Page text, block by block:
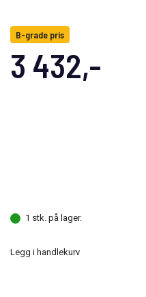
B-grade pris
3 432,-
1 stk. på lager.
Legg i handlekurv